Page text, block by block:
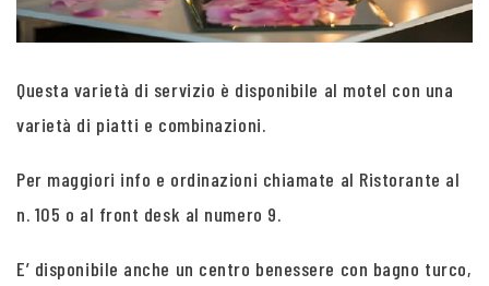
Questa varietà di servizio è disponibile al motel con una
varietà di piatti e combinazioni.
Per maggiori info e ordinazioni chiamate al Ristorante al
n. 105 o al front desk al numero 9.
E’ disponibile anche un centro benessere con bagno turco,